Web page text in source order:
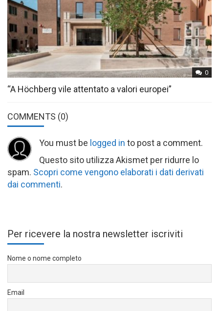
0
“A Höchberg vile attentato a valori europei”
COMMENTS (0)
You must be logged in to post a comment.
Questo sito utilizza Akismet per ridurre lo
spam. Scopri come vengono elaborati i dati derivati
dai commenti.
Per ricevere la nostra newsletter iscriviti
Nome o nome completo
Email